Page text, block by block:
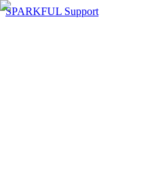
SPARKFUL Support